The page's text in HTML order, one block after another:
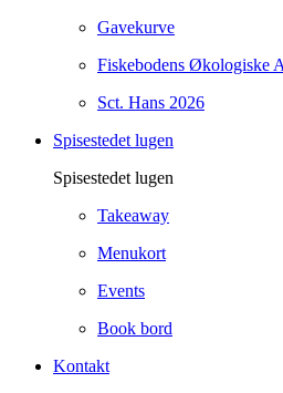
Gavekurve
Fiskebodens Økologiske
Sct. Hans 2026
Spisestedet lugen
Spisestedet lugen
Takeaway
Menukort
Events
Book bord
Kontakt